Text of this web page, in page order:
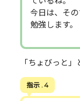
今日は、そ
勉強します。
「ちょびっと
指示 . 4